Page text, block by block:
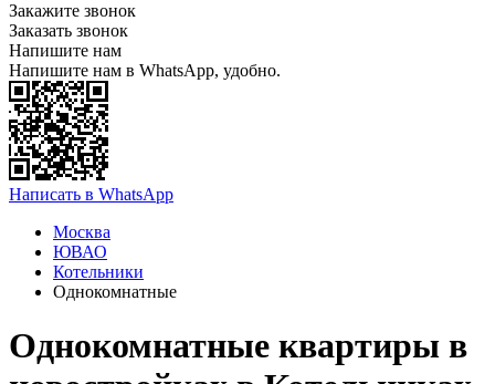
Закажите звонок
Заказать звонок
Напишите нам
Напишите нам в WhatsApp, удобно.
Написать в WhatsApp
Москва
ЮВАО
Котельники
Однокомнатные
Однокомнатные квартиры в